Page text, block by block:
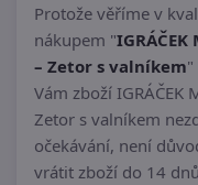
Protože věříme v
nákupem "
– Zetor s valníkem"
Vám zboží IGRÁČEK
Zetor s valníkem
očekávání, není
vrátit zboží do 14